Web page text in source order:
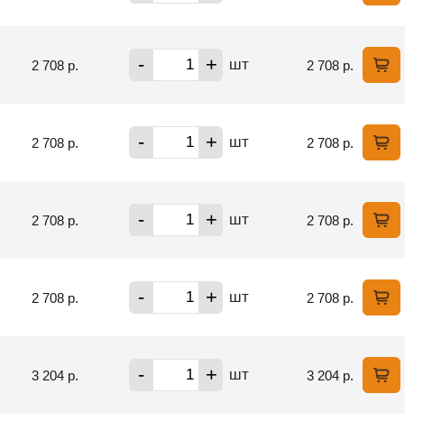
2 708 р. - + шт 2 708 р.
2 708 р. - + шт 2 708 р.
2 708 р. - + шт 2 708 р.
2 708 р. - + шт 2 708 р.
3 204 р. - + шт 3 204 р.